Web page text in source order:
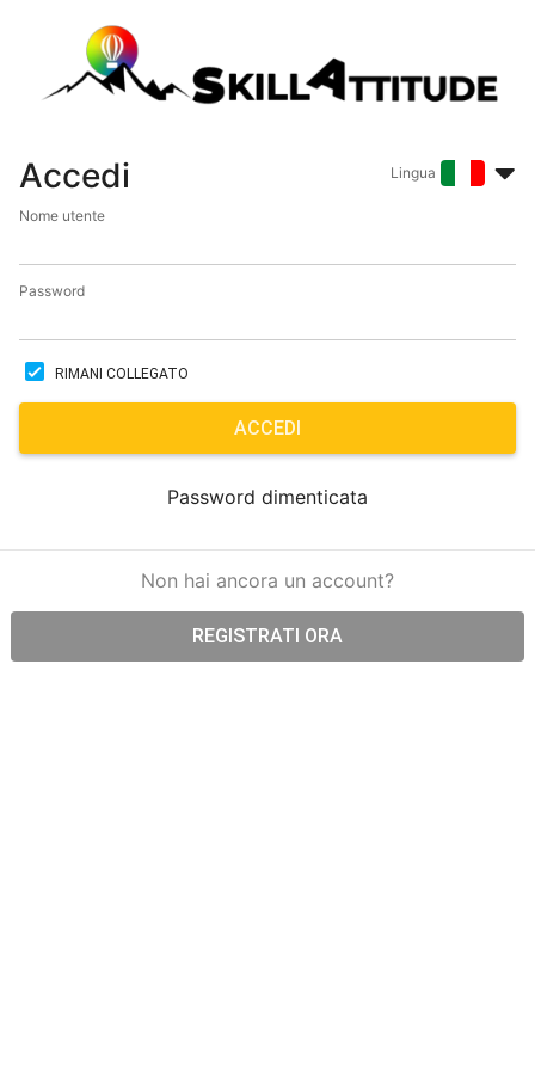
Accedi Lingua
Nome utente
Password
RIMANI COLLEGATO
ACCEDI
Password dimenticata
Non hai ancora un account?
REGISTRATI ORA